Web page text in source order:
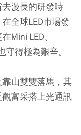
漫長的研發時
全球LED市場發
Mini LED、
得極為艱辛。
山雙雙落馬，其
富采搭上光通訊